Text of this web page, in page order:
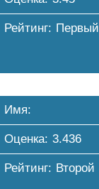
Рейтинг: Первый
Имя:
Оценка: 3.436
Рейтинг: Второй